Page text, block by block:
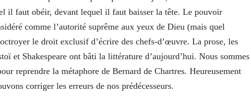
il faut obéir, devant lequel il faut baisser la tête. Le pouvoir
comme l’autorité suprême aux yeux de Dieu (mais quel
le droit exclusif d’écrire des chefs‑d’œuvre. La prose, les
et Shakespeare ont bâti la littérature d’aujourd’hui. Nous sommes
reprendre la métaphore de Bernard de Chartres. Heureusement
corriger les erreurs de nos prédécesseurs.